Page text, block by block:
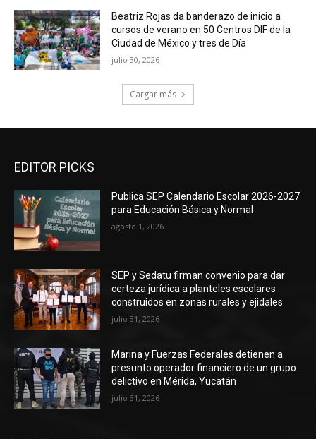
Beatriz Rojas da banderazo de inicio a
cursos de verano en 50 Centros DIF de la
Ciudad de México y tres de Día
julio 30, 2026
Cargar más
EDITOR PICKS
Publica SEP Calendario Escolar 2026-2027
para Educación Básica y Normal
agosto 1, 2026
SEP y Sedatu firman convenio para dar
certeza jurídica a planteles escolares
construidos en zonas rurales y ejidales
julio 31, 2026
Marina y Fuerzas Federales detienen a
presunto operador financiero de un grupo
delictivo en Mérida, Yucatán
julio 31, 2026